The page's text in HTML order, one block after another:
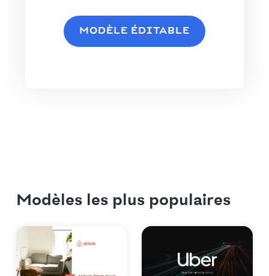
MODÈLE ÉDITABLE
Modèles les plus populaires